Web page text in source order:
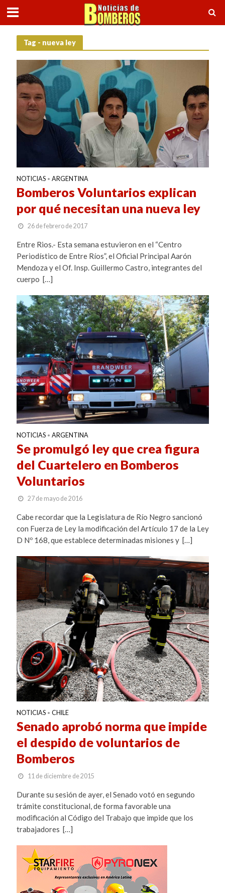
Tag - nueva ley
NOTICIAS • ARGENTINA
Bomberos Voluntarios explican
por qué necesitan una nueva ley
26 de febrero de 2017
Entre Rios.- Esta semana estuvieron en el “Centro
Periodístico de Entre Ríos”, el Oficial Principal Aarón
Mendoza y el Of. Insp. Guillermo Castro, integrantes del
cuerpo […]
NOTICIAS • ARGENTINA
Se promulgó ley que crea figura
del Cuartelero en Bomberos
Voluntarios
27 de mayo de 2016
Cabe recordar que la Legislatura de Río Negro sancionó
con Fuerza de Ley la modificación del Artículo 17 de la Ley
D Nº 168, que establece determinadas misiones y […]
NOTICIAS • CHILE
Senado aprobó norma que impide
el despido de voluntarios de
Bomberos
11 de diciembre de 2015
Durante su sesión de ayer, el Senado votó en segundo
trámite constitucional, de forma favorable una
modificación al Código del Trabajo que impide que los
trabajadores […]